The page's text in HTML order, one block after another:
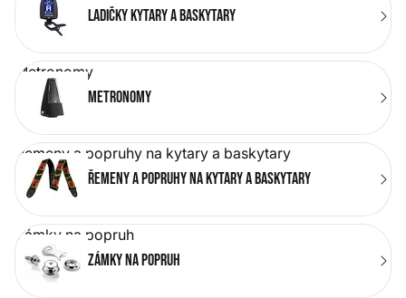
Ladičky kytary a baskytary
Metronomy
Metronomy
Řemeny a popruhy na kytary a baskytary
Řemeny a popruhy na kytary a baskytary
Zámky na popruh
Zámky na popruh